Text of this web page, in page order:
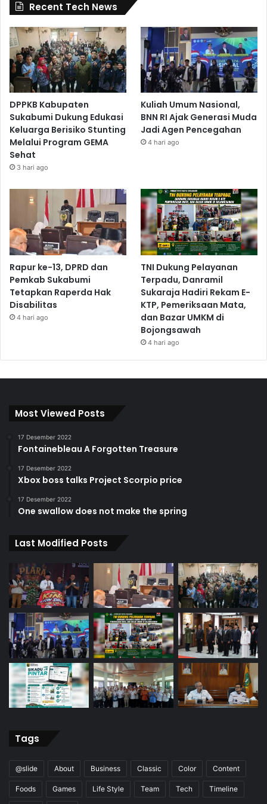
Recent Tech News
DPPKB Kabupaten
Sukabumi Dukung Edukasi
Keluarga Berisiko Stunting
Melalui Program GEMA
Sehat
3 hari ago
Kuliah Umum Nasional,
BNN RI Ajak Generasi Muda
Jadi Agen Pencegahan
4 hari ago
Rapur ke-13, DPRD dan
Pemkab Sukabumi
Tetapkan Raperda Hak
Disabilitas
4 hari ago
TNI Dukung Pelayanan
Terpadu, Danramil
Sukaraja Hadiri Rekam E-
KTP, Pemeriksaan Mata,
dan Bazar UMKM di
Bojongsawah
4 hari ago
Most Viewed Posts
17 Desember 2022
Fontainebleau A Forgotten Treasure
17 Desember 2022
Xbox boss talks Project Scorpio price
17 Desember 2022
One swallow does not make the spring
Last Modified Posts
Tags
@slide About Business Classic Color Content
Foods Games Life Style Team Tech Timeline